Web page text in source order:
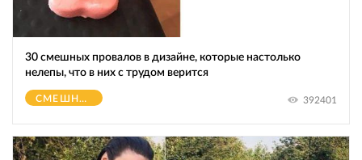
30 смешных провалов в дизайне, которые настолько
нелепы, что в них с трудом верится
СМЕШНОЕ 392401